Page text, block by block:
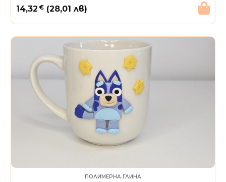
14,32 € (28,01 лв)
ПОЛИМЕРНА ГЛИНА